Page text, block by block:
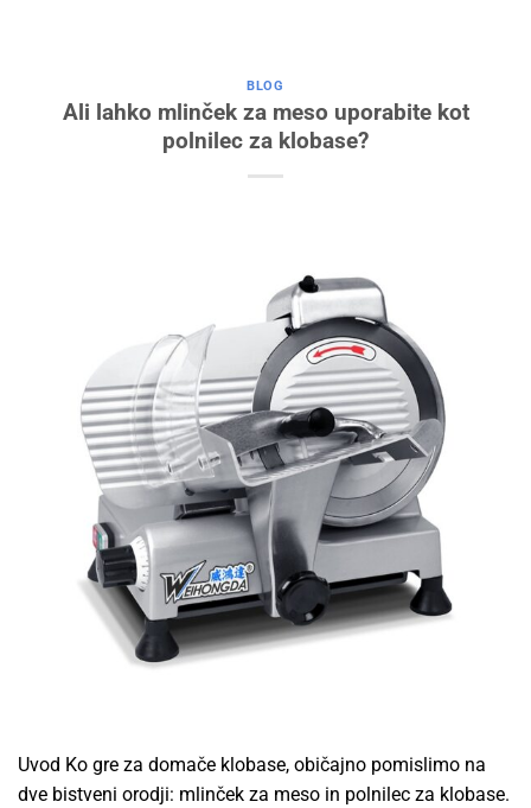
BLOG
Ali lahko mlinček za meso uporabite kot
polnilec za klobase?
Uvod Ko gre za domače klobase, običajno pomislimo na
dve bistveni orodji: mlinček za meso in polnilec za klobase.